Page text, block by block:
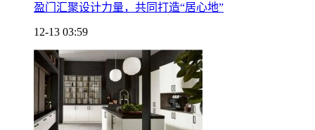
盈门汇聚设计力量，共同打造“居心地”
12-13 03:59